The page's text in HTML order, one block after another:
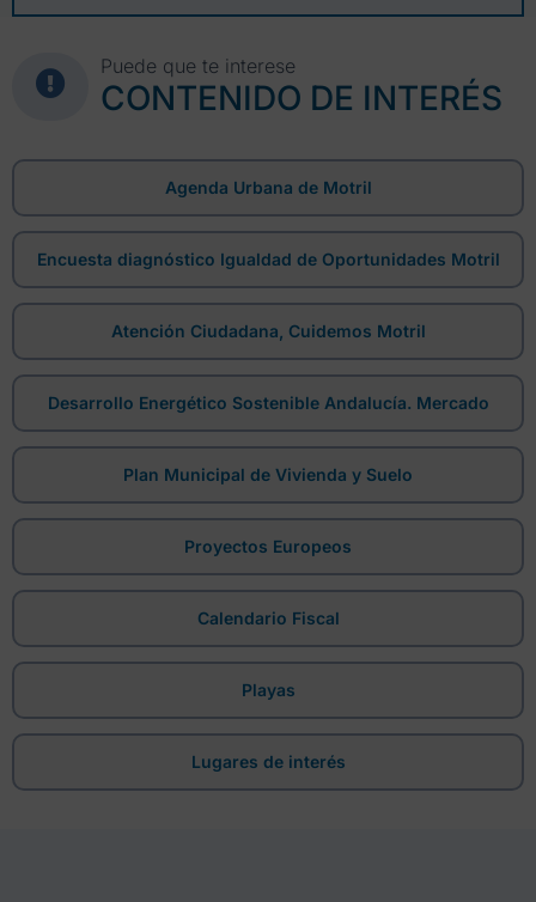
Puede que te interese
CONTENIDO DE INTERÉS
Agenda Urbana de Motril
Encuesta diagnóstico Igualdad de Oportunidades Motril
Atención Ciudadana, Cuidemos Motril
Desarrollo Energético Sostenible Andalucía. Mercado
Plan Municipal de Vivienda y Suelo
Proyectos Europeos
Calendario Fiscal
Playas
Lugares de interés